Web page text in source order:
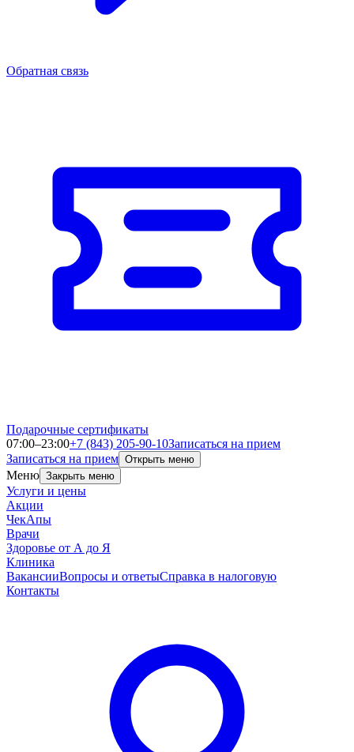
Обратная связь
Подарочные сертификаты
07:00–23:00+7 (843) 205-90-10Записаться на прием
Записаться на прием Открыть меню
Меню Закрыть меню
Услуги и цены
Акции
ЧекАпы
Врачи
Здоровье от А до Я
Клиника
ВакансииВопросы и ответыСправка в налоговую
Контакты